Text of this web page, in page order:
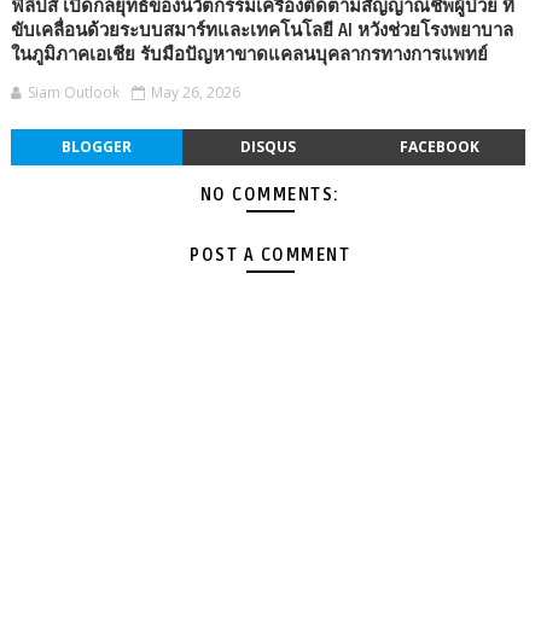
ฟิลิปส์ เปิดกลยุทธ์ของนวัตกรรมเครื่องติดตามสัญญาณชีพผู้ป่วย ที่
ขับเคลื่อนด้วยระบบสมาร์ทและเทคโนโลยี AI หวังช่วยโรงพยาบาล
ในภูมิภาคเอเชีย รับมือปัญหาขาดแคลนบุคลากรทางการแพทย์
Siam Outlook May 26, 2026
BLOGGER DISQUS FACEBOOK
NO COMMENTS:
POST A COMMENT